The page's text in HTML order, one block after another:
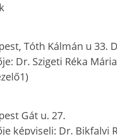
Tóth Kálmán u 33.
Dr. Szigeti Réka Mária
Gát u. 27.
képviseli: Dr. Bikfalvi